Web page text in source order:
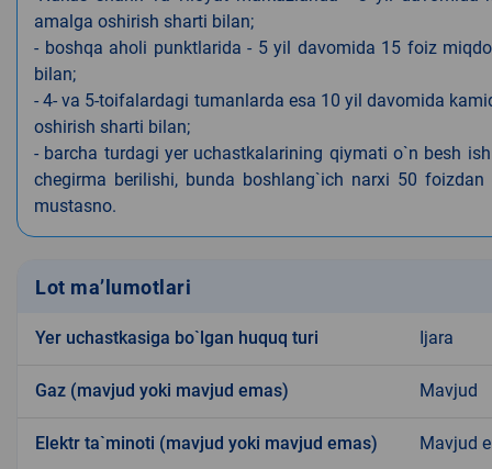
amalga oshirish sharti bilan;
- boshqa aholi punktlarida - 5 yil davomida 15 foiz
bilan;
- 4- va 5-toifalardagi tumanlarda esa 10 yil davomida
oshirish sharti bilan;
- barcha turdagi yer uchastkalarining qiymati o`n besh
chegirma berilishi, bunda boshlang`ich narxi 50
mustasno.
Lot ma’lumotlari
Yer uchastkasiga bo`lgan huquq turi Ijara
Gaz (mavjud yoki mavjud emas) Mavjud
Elektr ta`minoti (mavjud yoki mavjud emas) Mavjud